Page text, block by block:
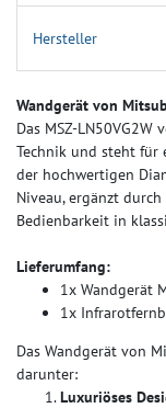
Hersteller
Wandgerät von
Das
Technik und steht für
der hochwertigen
Niveau, ergänzt
Bedienbarkeit in
Lieferumfang:
1x Wandgerät
1x
Das Wandgerät von
darunter:
Luxuriöses